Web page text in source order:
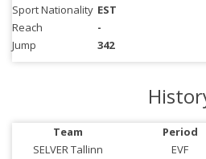
Sport Nationality EST
Reach
-
Jump
342
Team Period
SELVER Tallinn
EVF